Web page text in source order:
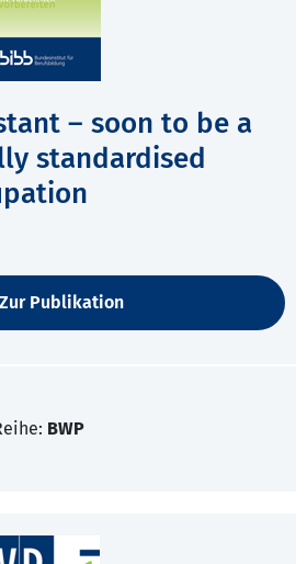
– soon to be a
standardised
Zur Publikation
BWP